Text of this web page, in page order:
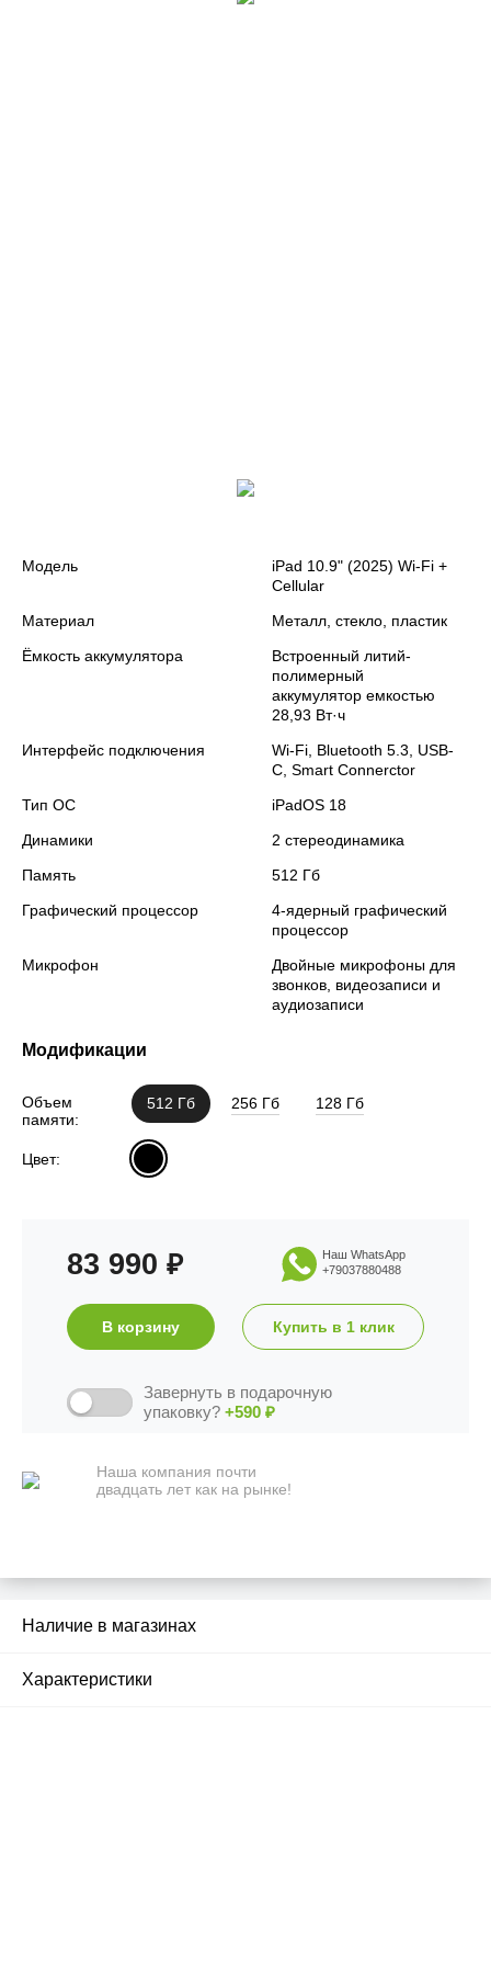
Модель
iPad 10.9" (2025) Wi-Fi +
Cellular
Материал
Металл, стекло, пластик
Ёмкость аккумулятора
Встроенный литий-
полимерный
аккумулятор емкостью
28,93 Вт·ч
Интерфейс подключения
Wi‑Fi, Bluetooth 5.3, USB-
C, Smart Connerctor
Тип ОС
iPadOS 18
Динамики
2 стереодинамика
Память
512 Гб
Графический процессор
4-ядерный графический
процессор
Микрофон
Двойные микрофоны для
звонков, видеозаписи и
аудиозаписи
Модификации
Объем
памяти:
512 Гб 256 Гб 128 Гб
Цвет:
83 990 ₽
Наш WhatsApp
+79037880488
В корзину Купить в 1 клик
Завернуть в подарочную
упаковку? +590 ₽
Наша компания почти
двадцать лет как на рынке!
Наличие в магазинах
Характеристики